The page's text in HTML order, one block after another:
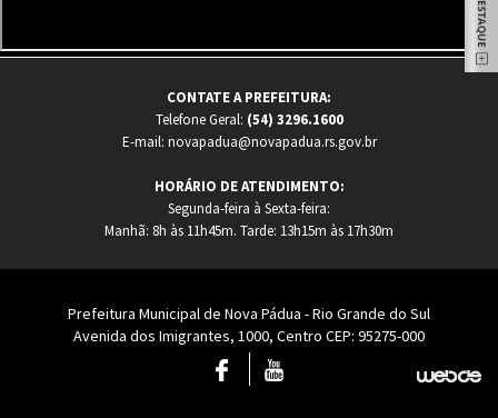
CONTATE A PREFEITURA:
Telefone Geral: (54) 3296.1600
E-mail: novapadua@novapadua.rs.gov.br
HORÁRIO DE ATENDIMENTO:
Segunda-feira à Sexta-feira:
Manhã: 8h às 11h45m. Tarde: 13h15m às 17h30m
Prefeitura Municipal de Nova Pádua - Rio Grande do Sul
Avenida dos Imigrantes, 1000, Centro CEP: 95275-000